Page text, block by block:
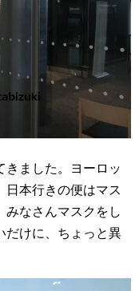
きました。ヨーロッ
日本行きの便はマス
みなさんマスクをし
だけに、ちょっと異